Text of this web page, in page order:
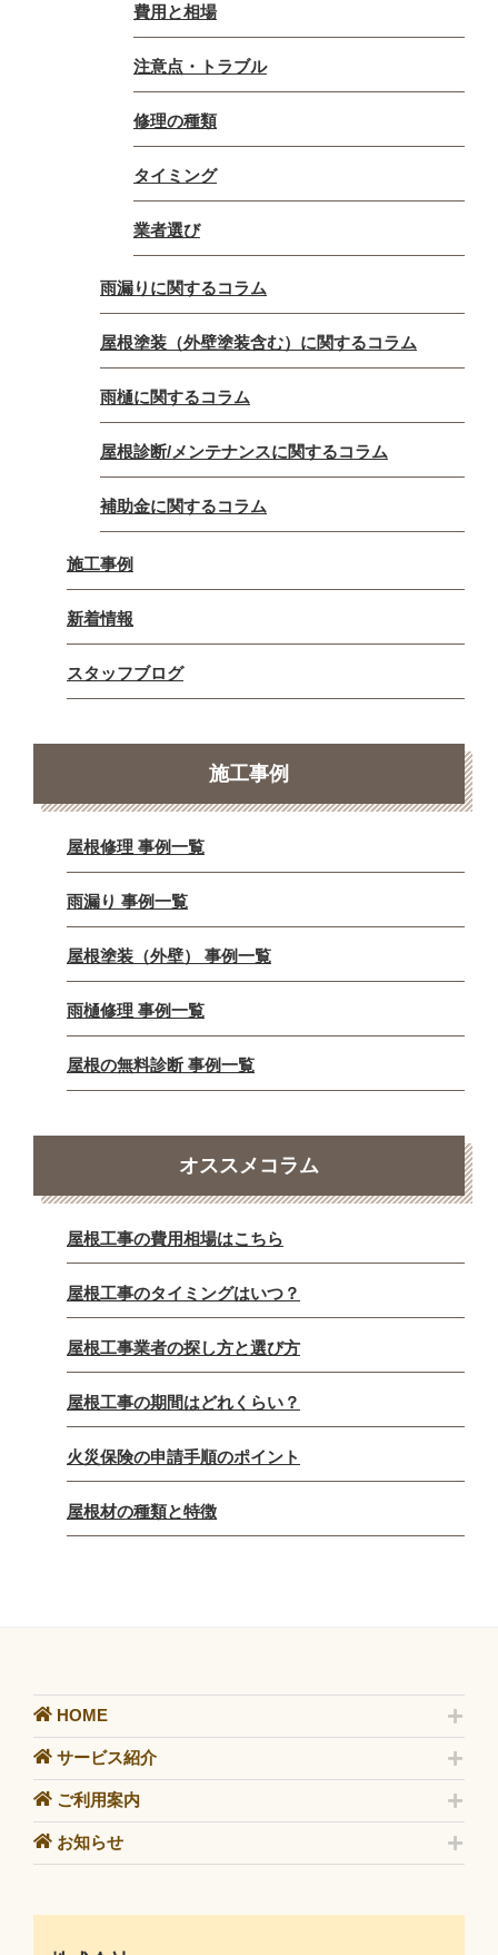
費用と相場
注意点・トラブル
修理の種類
タイミング
業者選び
雨漏りに関するコラム
屋根塗装（外壁塗装含む）に関するコラム
雨樋に関するコラム
屋根診断/メンテナンスに関するコラム
補助金に関するコラム
施工事例
新着情報
スタッフブログ
施工事例
屋根修理 事例一覧
雨漏り 事例一覧
屋根塗装（外壁） 事例一覧
雨樋修理 事例一覧
屋根の無料診断 事例一覧
オススメコラム
屋根工事の費用相場はこちら
屋根工事のタイミングはいつ？
屋根工事業者の探し方と選び方
屋根工事の期間はどれくらい？
火災保険の申請手順のポイント
屋根材の種類と特徴
HOME
サービス紹介
ご利用案内
お知らせ